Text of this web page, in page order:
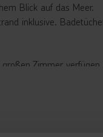
Blick auf das Meer.
inklusive.
Zimmer